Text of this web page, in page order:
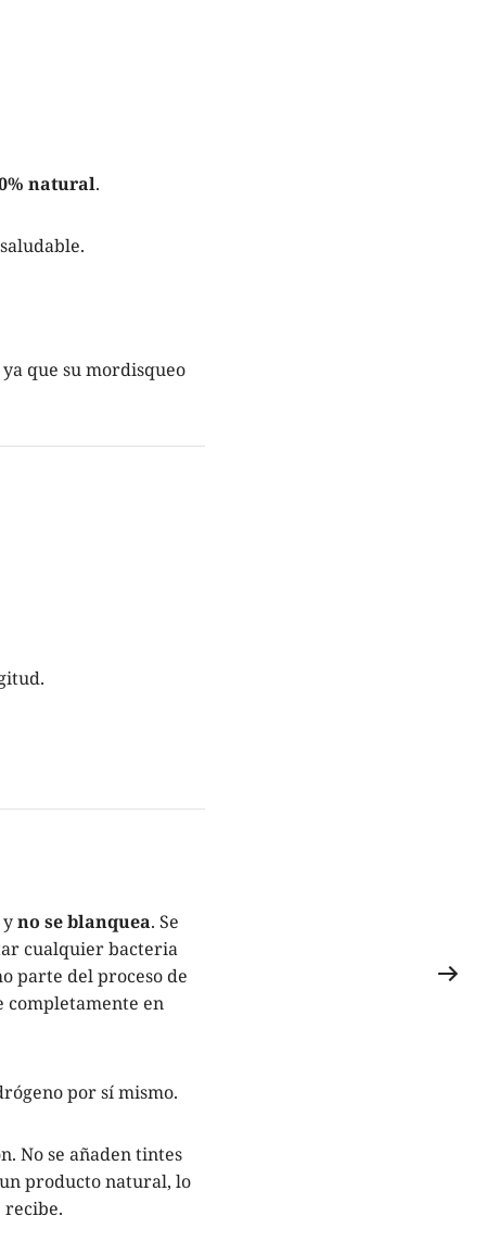
natural.
que su mordisqueo
no se blanquea. Se
cualquier bacteria
parte del proceso de
completamente en
por sí mismo.
No se añaden tintes
producto natural, lo
recibe.